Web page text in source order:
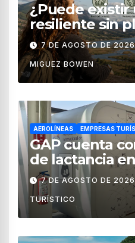
¿Puede
resiliente sin
territorial?
7 DE AGOSTO DE
MIGUEZ BOWEN
AEROLÍNEAS EMPRESAS
GAP cuenta
de lactancia
de México
7 DE AGOSTO DE
TURÍSTICO